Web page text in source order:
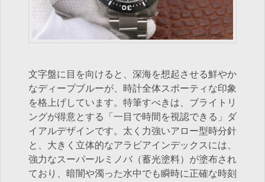
文字盤に目を向けると、深海を想起させる鮮やか
なディープブルーが、時計全体スポーティな印象
を格上げしています。特筆すべきは、ブライトリ
ングが得意とする「一目で時間を視認できる」ダ
イアルデザインです。太く力強いアロー型時分針
と、大きく立体的なアラビアインデックスには、
強力なスーパールミノバ（蓄光塗料）が塗布され
ており、暗闇や濁った水中でも瞬時に正確な時刻